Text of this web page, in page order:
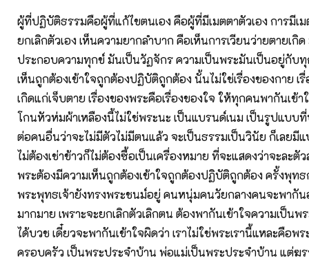
ผู้ที่ปฏิบัติธรรมคือผู้ที่แก้ไขตนเอง คือผู้ที่มีเมตตาตัวเอง การมีเม
ยกเลิกตัวเอง เห็นความยากลำบาก คือเห็นการเวียนว่ายตายเกิ
ประกอบความทุกข์ มันเป็นวัฏจักร ความเป็นพระมันเป็นอยู่กับ
เห็นถูกต้องเข้าใจถูกต้องปฏิบัติถูกต้อง นั้นไม่ใช่เรื่องของกาย เ
เกิดแก่เจ็บตาย เรื่องของพระคือเรื่องของใจ ให้ทุกคนพากันเข้
โกนหัวห่มผ้าเหลืองนี้ไม่ใช่พระนะ เป็นแบรนด์เนม เป็นรูปแบบ
ต่อคนอื่นว่าจะไม่มีตัวไม่มีตนแล้ว จะเป็นธรรมเป็นวินัย ก็เลยมี
ไม่ต้องเช่าข้าวก็ไม่ต้องซื้อเป็นเครื่องหมาย ที่จะแสดงว่าจะละตั
พระต้องมีความเห็นถูกต้องเข้าใจถูกต้องปฏิบัติถูกต้อง ครั้งพุทธ
พระพุทธเจ้ายังทรงพระชนม์อยู่ คนหนุ่มคนวัยกลางคนจะพากั
มากมาย เพราะจะยกเลิกตัวเลิกตน ต้องพากันเข้าใจความเป็นพ
ได้บวช เดี๋ยวจะพากันเข้าใจผิดว่า เราไม่ใช่พระเรานี้แหละคือพ
ครอบครัว เป็นพระประจำบ้าน พ่อแม่เป็นพระประจำบ้าน แต่ฆ